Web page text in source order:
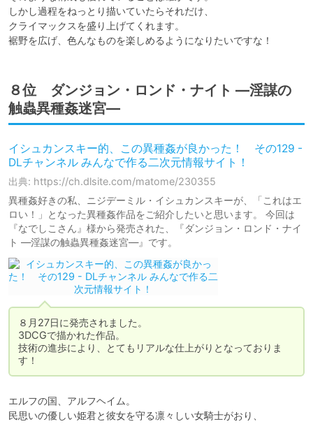
しかし過程をねっとり描いていたらそれだけ、
クライマックスを盛り上げてくれます。
裾野を広げ、色んなものを楽しめるようになりたいですな！
８位 ダンジョン・ロンド・ナイト ―淫謀の
触蟲異種姦迷宮―
イシュカンスキー的、この異種姦が良かった！ その129 -
DLチャンネル みんなで作る二次元情報サイト！
出典: https://ch.dlsite.com/matome/230355
異種姦好きの私、ニジデーミル・イシュカンスキーが、「これはエ
ロい！」となった異種姦作品をご紹介したいと思います。 今回は
『なでしこさん』様から発売された、『ダンジョン・ロンド・ナイ
ト ―淫謀の触蟲異種姦迷宮―』です。
８月27日に発売されました。
3DCGで描かれた作品。
技術の進歩により、とてもリアルな仕上がりとなっておりま
す！
エルフの国、アルフヘイム。
民思いの優しい姫君と彼女を守る凛々しい女騎士がおり、